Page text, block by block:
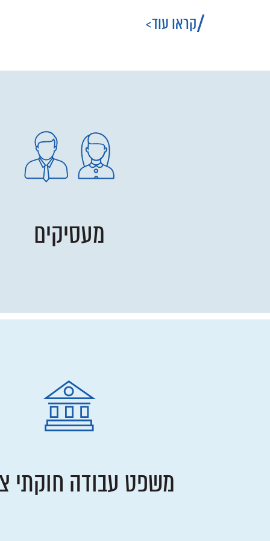
קראו עוד
מעסיקים
משפט עבודה חוקתי